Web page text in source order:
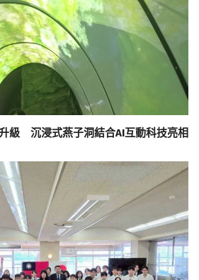
級 沉浸式燕子洞結合AI互動科技亮相